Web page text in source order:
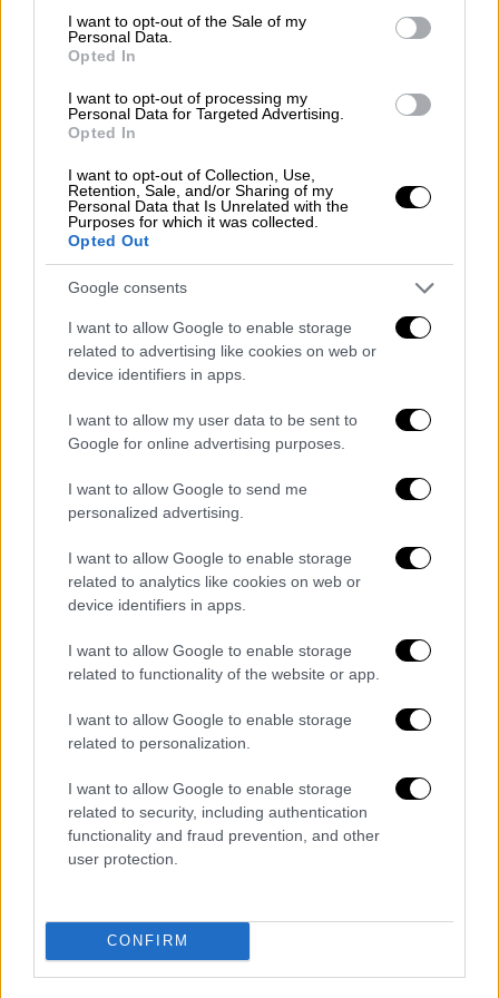
consent section.
I want to opt-out of the Sale of my
Personal Data.
Opted In
I want to opt-out of processing my
Personal Data for Targeted Advertising.
Opted In
I want to opt-out of Collection, Use,
Retention, Sale, and/or Sharing of my
Personal Data that Is Unrelated with the
Purposes for which it was collected.
Opted Out
Google consents
I want to allow Google to enable storage
related to advertising like cookies on web or
device identifiers in apps.
I want to allow my user data to be sent to
Google for online advertising purposes.
I want to allow Google to send me
personalized advertising.
I want to allow Google to enable storage
related to analytics like cookies on web or
device identifiers in apps.
I want to allow Google to enable storage
related to functionality of the website or app.
I want to allow Google to enable storage
related to personalization.
I want to allow Google to enable storage
related to security, including authentication
functionality and fraud prevention, and other
user protection.
CONFIRM
υπόθεση πριν από δύο χρόνια, με τους
ανακριτές να λένε ότι είχαν «
συγκεκριμένα
στοιχεία»
Αλλά από τότε έγιναν εικασίες ότι δεν
υπάρχουν αρκετά στοιχεία για τη συμμετοχή
του στην εξαφάνισή της και νωρίτερα αυτή
την εβδομάδα προέκυψε ότι οBrueckner
ισχυρίζεται ότι είχε άλλοθιτη νύχτα που
εξαφανίστηκε η Μαντλίν.
Εικάζεται ότι τα εν λόγω νέα στοιχείαθα
μπορούσαν να είναι ίνεςαπό τις πιτζάμες
του παιδιού αφού το έβαλαν στο πίσω μέρος
Η χθεσινή εμφάνιση του Wolters στην
συνέπεσε με το
μνημόσυνο που πραγματοποιήθηκε για τον
εξαφάνιση της Μαντλίν. Οι γονείς της,
συνεχίζουν να ελπίζουν ότι η κόρη τους -η
οποία τώρα θα ήταν σχεδόν 19 ετών- είναι
ακόμα ζωντανή.
ΔΙΑΒΑΣΤΕ ΕΠΙΣΗΣ
Βουλγαρία: Πώς ο πόλεμος στην
Ουκρανία «ξύπνησε» τον διχασμό- Η
χώρα ανάμεσα σε φιλοπουτινικό
Lifestyle|04.05.2022 10:45